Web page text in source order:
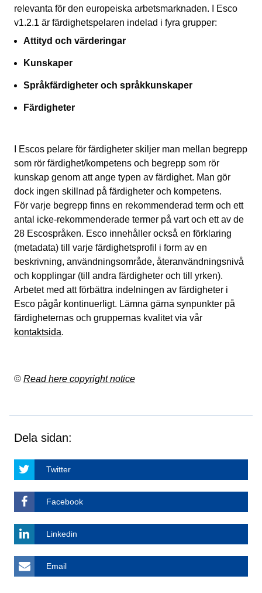
relevanta för den europeiska arbetsmarknaden. I Esco
v1.2.1 är färdighetspelaren indelad i fyra grupper:
Attityd och värderingar
Kunskaper
Språkfärdigheter och språkkunskaper
Färdigheter
I Escos pelare för färdigheter skiljer man mellan begrepp
som rör färdighet/kompetens och begrepp som rör
kunskap genom att ange typen av färdighet. Man gör
dock ingen skillnad på färdigheter och kompetens.
För varje begrepp finns en rekommenderad term och ett
antal icke-rekommenderade termer på vart och ett av de
28 Escospråken. Esco innehåller också en förklaring
(metadata) till varje färdighetsprofil i form av en
beskrivning, användningsområde, återanvändningsnivå
och kopplingar (till andra färdigheter och till yrken).
Arbetet med att förbättra indelningen av färdigheter i
Esco pågår kontinuerligt. Lämna gärna synpunkter på
färdigheternas och gruppernas kvalitet via vår
kontaktsida.
© Read here copyright notice
Dela sidan:
Twitter
Facebook
Linkedin
Email